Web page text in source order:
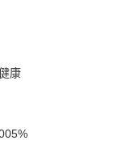
商業銀行
銀行
際商業銀行
銀行
銀行
康